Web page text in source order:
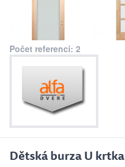
Počet referencí: 2
Dětská burza U krtka